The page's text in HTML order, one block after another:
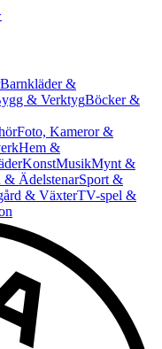
Barnkläder &
& VerktygBöcker &
Foto, Kameror &
Hem &
KonstMusikMynt &
& ÄdelstenarSport &
& VäxterTV-spel &